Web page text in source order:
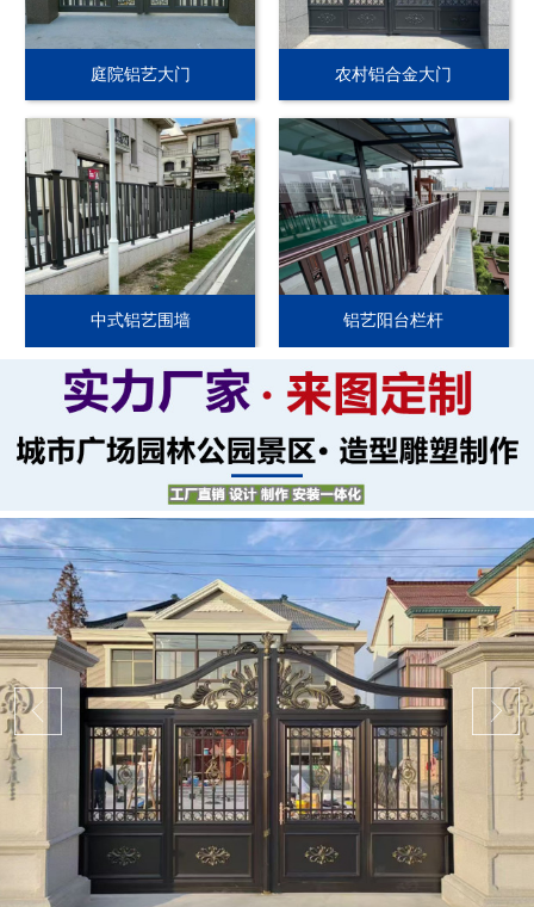
庭院铝艺大门 农村铝合金大门
中式铝艺围墙 铝艺阳台栏杆